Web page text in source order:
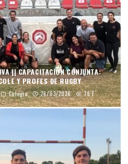
|| CAPACITACIÓN CONJUNTA:
Y PROFES DE RUGBY
Colegio 26/03/2026 767